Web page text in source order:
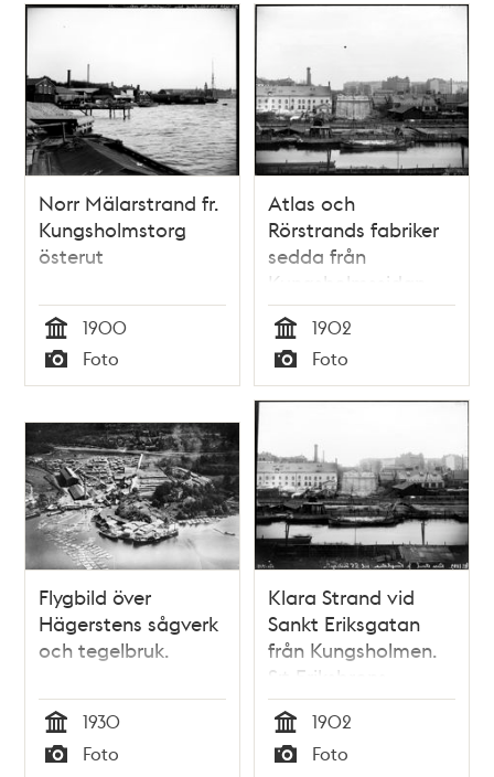
Norr Mälarstrand fr.
Kungsholmstorg
österut
Tid
1900
Typ
Foto
Atlas och
Rörstrands fabriker
sedda från
Kungsholmssidan
Tid
1902
Typ
Foto
Flygbild över
Hägerstens sågverk
och tegelbruk.
Tid
1930
Foto
Klara Strand vid
Sankt Eriksgatan
från Kungsholmen.
S:t Eriksbrons
brospann under
byggnad. I
bakgrunden syns
Tid
1902
Foto